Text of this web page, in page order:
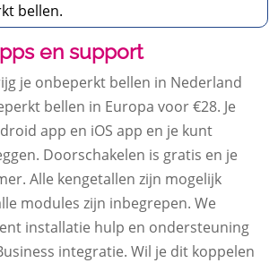
bellen.​
en support
je onbeperkt bellen in Nederland
bellen in Europa voor €28.​ Je
app en iOS app en je kunt
Doorschakelen is gratis en je
Alle kengetallen zijn mogelijk
modules zijn inbegrepen.​ We
installatie hulp en ondersteuning
integratie.​ Wil je dit koppelen